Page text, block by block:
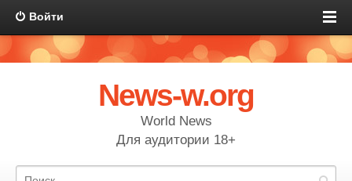
Войти
News-w.org
World News
Для аудитории 18+